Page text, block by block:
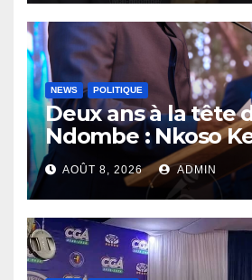
NEWS POLITIQUE
Deux ans à la tête
Ndombe : Nkoso
défend son bilan et
sécurité sa priorité
AOÛT 8, 2026 ADMIN